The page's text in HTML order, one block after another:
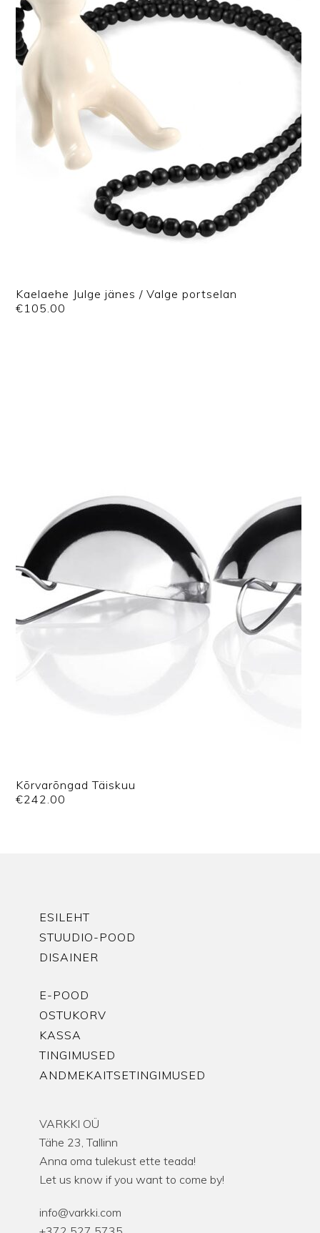
Kaelaehe Julge jänes / Valge portselan
€105.00
Kõrvarõngad Täiskuu
€242.00
ESILEHT
STUUDIO-POOD
DISAINER
E-POOD
OSTUKORV
KASSA
TINGIMUSED
ANDMEKAITSETINGIMUSED
VARKKI OÜ
Tähe 23, Tallinn
Anna oma tulekust ette teada!
Let us know if you want to come by!
info@varkki.com